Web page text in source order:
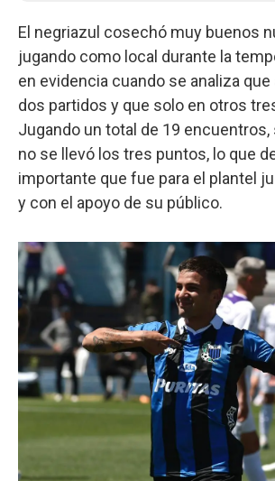
El negriazul cosechó muy buenos
jugando como local durante la
en evidencia cuando se analiza
dos partidos y que solo en otros
Jugando un total de 19
no se llevó los tres puntos, lo que
importante que fue para el plantel
y con el apoyo de su público.